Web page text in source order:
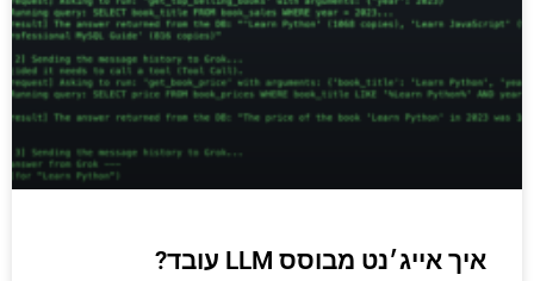
איך אייג׳נט מבוסס LLM עובד?